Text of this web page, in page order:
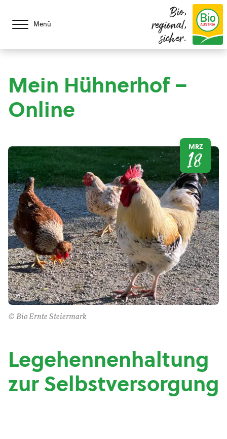
Menü
Bio,
regional,
sicher.
Mein Hühnerhof –
Online
© Bio Ernte Steiermark
MRZ
18
Legehennenhaltung
zur Selbstversorgung